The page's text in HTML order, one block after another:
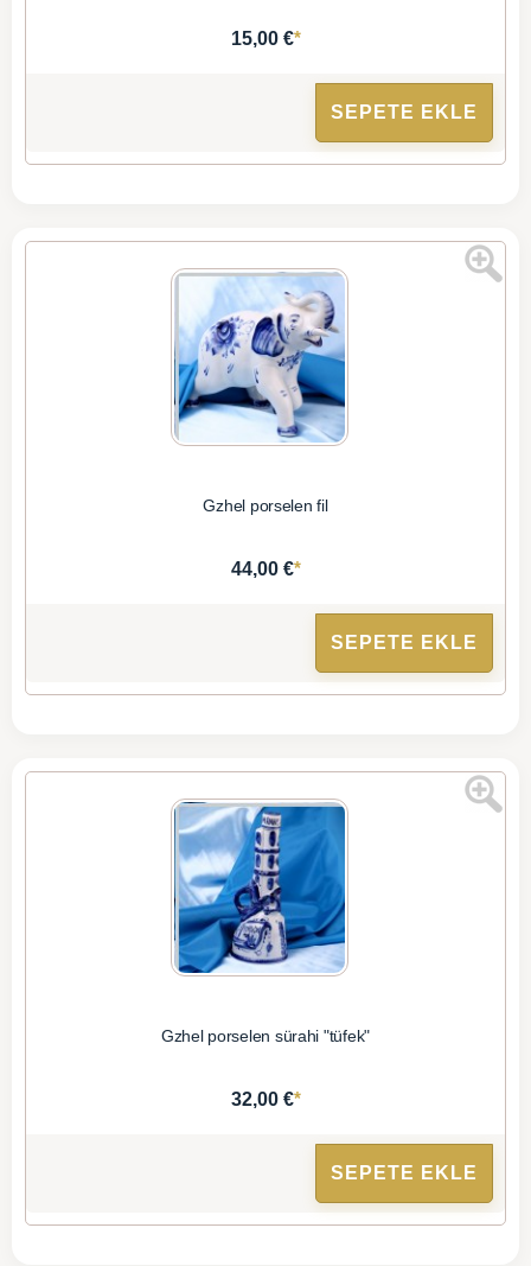
15,00 €*
SEPETE EKLE
Gzhel porselen fil
44,00 €*
SEPETE EKLE
Gzhel porselen sürahi "tüfek"
32,00 €*
SEPETE EKLE